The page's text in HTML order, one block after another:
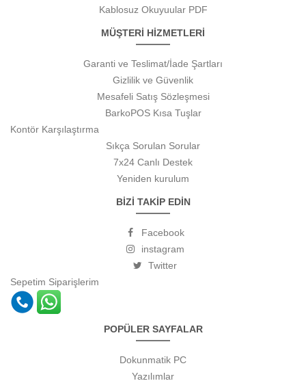
Kablosuz Okuyuular PDF
MÜŞTERİ HİZMETLERİ
Garanti ve Teslimat/İade Şartları
Gizlilik ve Güvenlik
Mesafeli Satış Sözleşmesi
BarkoPOS Kısa Tuşlar
Kontör Karşılaştırma
Sıkça Sorulan Sorular
7x24 Canlı Destek
Yeniden kurulum
BİZİ TAKİP EDİN
Facebook
instagram
Twitter
Sepetim Siparişlerim
POPÜLER SAYFALAR
Dokunmatik PC
Yazılımlar